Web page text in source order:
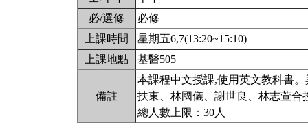
必/選修
必修
上課時間
星期五6,7(13:20~15:10)
上課地點
基醫505
備註
本課程中文授課,使用英文教科書
扶東、林國儀、謝世良、林志萱合
總人數上限：30人